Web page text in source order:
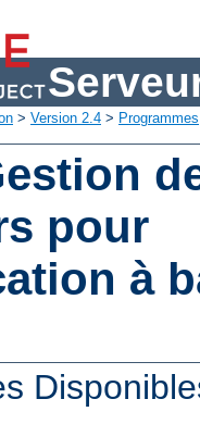
> Version 2.4 > Programmes
pour
à